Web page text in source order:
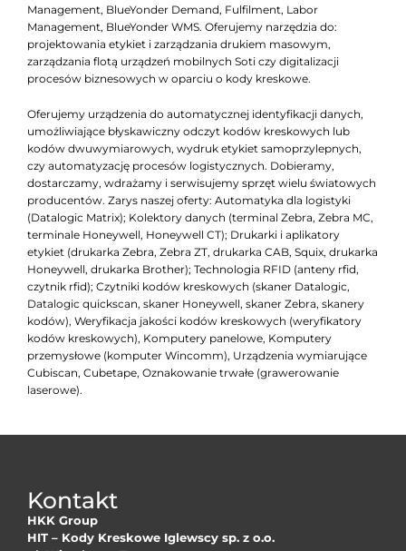
Management, BlueYonder Demand, Fulfilment, Labor
Management, BlueYonder WMS. Oferujemy narzędzia do:
projektowania etykiet i zarządzania drukiem masowym,
zarządzania flotą urządzeń mobilnych Soti czy digitalizacji
procesów biznesowych w oparciu o kody kreskowe.
Oferujemy urządzenia do automatycznej identyfikacji danych,
umożliwiające błyskawiczny odczyt kodów kreskowych lub
kodów dwuwymiarowych, wydruk etykiet samoprzylepnych,
czy automatyzację procesów logistycznych. Dobieramy,
dostarczamy, wdrażamy i serwisujemy sprzęt wielu światowych
producentów. Zarys naszej oferty: Automatyka dla logistyki
(Datalogic Matrix); Kolektory danych (terminal Zebra, Zebra MC,
terminale Honeywell, Honeywell CT); Drukarki i aplikatory
etykiet (drukarka Zebra, Zebra ZT, drukarka CAB, Squix, drukarka
Honeywell, drukarka Brother); Technologia RFID (anteny rfid,
czytnik rfid); Czytniki kodów kreskowych (skaner Datalogic,
Datalogic quickscan, skaner Honeywell, skaner Zebra, skanery
kodów), Weryfikacja jakości kodów kreskowych (weryfikatory
kodów kreskowych), Komputery panelowe, Komputery
przemysłowe (komputer Wincomm), Urządzenia wymiarujące
Cubiscan, Cubetape, Oznakowanie trwałe (grawerowanie
laserowe).
Kontakt
HKK Group
HIT – Kody Kreskowe Iglewscy sp. z o.o.